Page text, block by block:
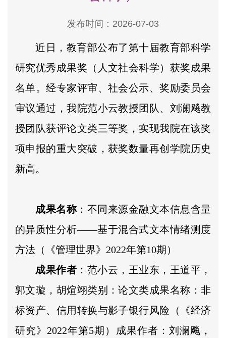
发布时间：2026-07-03
近日，教育部公布了第十届教育部科学
研究优秀成果奖（人文社会科学）获奖成果
名单。经专家评审、社会公示、奖励委员会
审议通过，我院范小云教授团队、刘澜飚教
授团队获评论文类三等奖，实现我院在该奖
项申报的重大突破，获奖数量再创学院历史
新高。
成果名称：不同来源金融文本信息含量
的异质性分析——基于混合式文本情绪测度
方法（《管理世界》2022年第10期）
成果作者 ：范小云，王业东，王道平，
郭文璇，胡煊翊类别：论文类成果名称：非
标资产、信用转换与影子银行风险（《经济
研究》2022年第5期）成果作者：刘澜飚，